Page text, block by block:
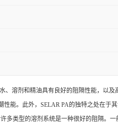
溶剂和精油具有良好的阻隔性能，以及
能。此外，SELAR PA的独特之处在于
多类型的溶剂系统是一种很好的阻隔。